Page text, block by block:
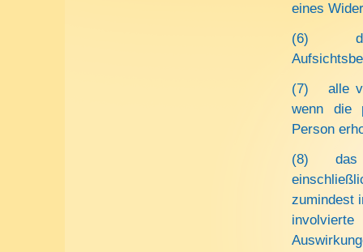
eines
(6) das
(7) alle
wenn die
Person
(8) das
zumindest